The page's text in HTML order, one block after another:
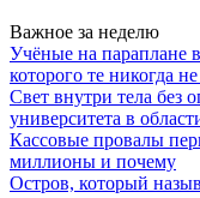
Важное за неделю
Учёные на параплане
которого те никогда
Свет внутри тела без
университета в
Кассовые провалы
миллионы и почему
Остров, который